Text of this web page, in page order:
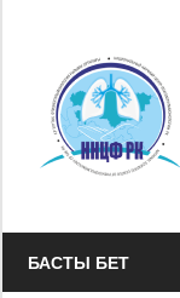
БАСТЫ БЕТ